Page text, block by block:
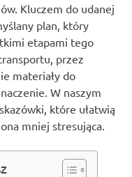
Kluczem do udanej
plan, który
etapami tego
przez
materiały do
W naszym
które ułatwią
mniej stresująca.